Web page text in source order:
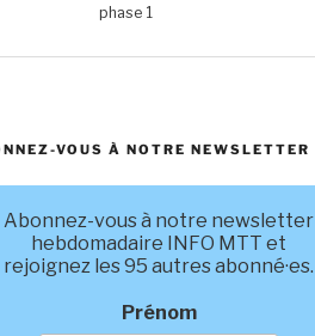
phase 1
VOUS À NOTRE NEWSLETTER
Abonnez-vous à notre newsletter
hebdomadaire INFO MTT et
rejoignez les 95 autres abonné·es.
Prénom